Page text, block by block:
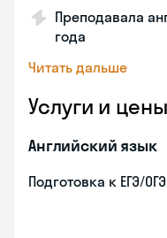
Преподавала
года
Читать дальше
Услуги и цены
Английский язык
Подготовка к ЕГЭ/ОГЭ